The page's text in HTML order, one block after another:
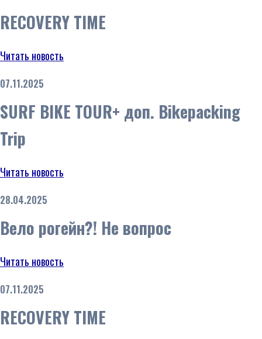
RECOVERY TIME
Читать новость
07.11.2025
SURF BIKE TOUR+ доп. Bikepacking
Trip
Читать новость
28.04.2025
Вело рогейн?! Не вопрос
Читать новость
07.11.2025
RECOVERY TIME